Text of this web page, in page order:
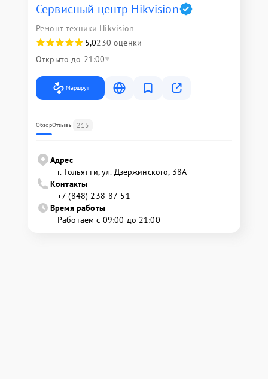
Сервисный центр Hikvision
Ремонт техники Hikvision
5,0230 оценки
Открыто до 21:00
Маршрут
ОбзорОтзывы 215
Адрес
г. Тольятти, ул. Дзержинского, 38А
Контакты
+7 (848) 238-87-51
Время работы
Работаем с 09:00 до 21:00